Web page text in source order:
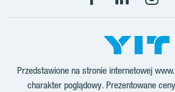
Facebook
LinkedIn
Przedstawione na stronie internetowej
charakter poglądowy. Prezentowane